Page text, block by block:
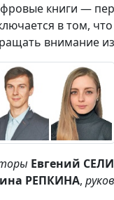
книги —
в том,
внимание
Евгений
РЕПКИНА,